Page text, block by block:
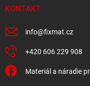
KONTAKT
info@fixmat.cz
+420 606 229 908
Materiál a náradie